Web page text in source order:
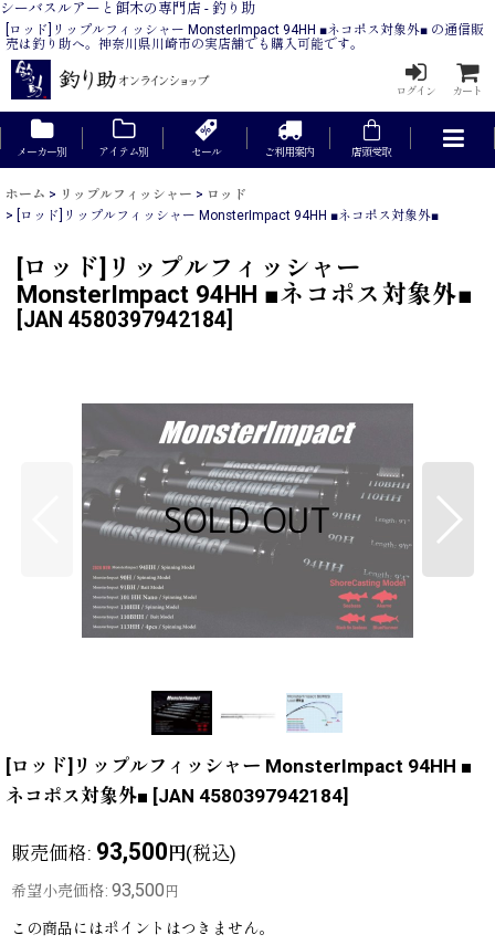
シーバスルアーと餌木の専門店 - 釣り助
[ロッド]リップルフィッシャー MonsterImpact 94HH ■ネコポス対象外■ の通信販
売は釣り助へ。神奈川県川崎市の実店舗でも購入可能です。
ログイン カート
メーカー別 アイテム別 セール ご利用案内 店頭受取
ホーム > リップルフィッシャー > ロッド
>
[ロッド]リップルフィッシャー MonsterImpact 94HH ■ネコポス対象外■
[ロッド]リップルフィッシャー
MonsterImpact 94HH ■ネコポス対象外■
JAN 4580397942184
[ロッド]リップルフィッシャー MonsterImpact 94HH ■
ネコポス対象外■ [JAN 4580397942184]
販売価格: 93,500 円(税込)
希望小売価格: 93,500 円
この商品にはポイントはつきません。